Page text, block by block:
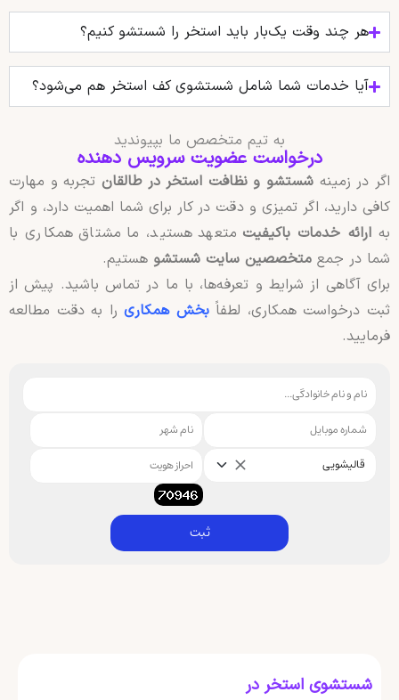
هر چند وقت یک‌بار باید استخر را شستشو کنیم؟
آیا خدمات شما شامل شستشوی کف استخر هم می‌شود؟
به تیم متخصص ما بپیوندید
درخواست عضویت سرویس دهنده
اگر در زمینه شستشو و نظافت استخر در طالقانتجربه و مهارت
کافی دارید، اگر تمیزی و دقت در کار برای شما اهمیت دارد، و اگر
به ارائه خدمات باکیفیتمتعهد هستید، ما مشتاق همکاری با
شما در جمع متخصصین سایت شستشوهستیم.
برای آگاهی از شرایط و تعرفه‌ها، با ما در تماس باشید. پیش از
ثبت درخواست همکاری، لطفاً بخش همکاریرا به دقت مطالعه
فرمایید.
قالیشویی
ثبت
شستشوی استخر در